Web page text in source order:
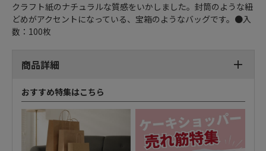
クラフト紙のナチュラルな質感をいかしました。封筒のような紐
どめがアクセントになっている、宝箱のようなバッグです。●入
数：100枚
商品詳細
おすすめ特集はこちら